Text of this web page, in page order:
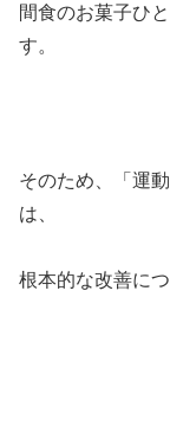
間食のお菓子ひ
す。
そのため、「運
は、
根本的な改善に